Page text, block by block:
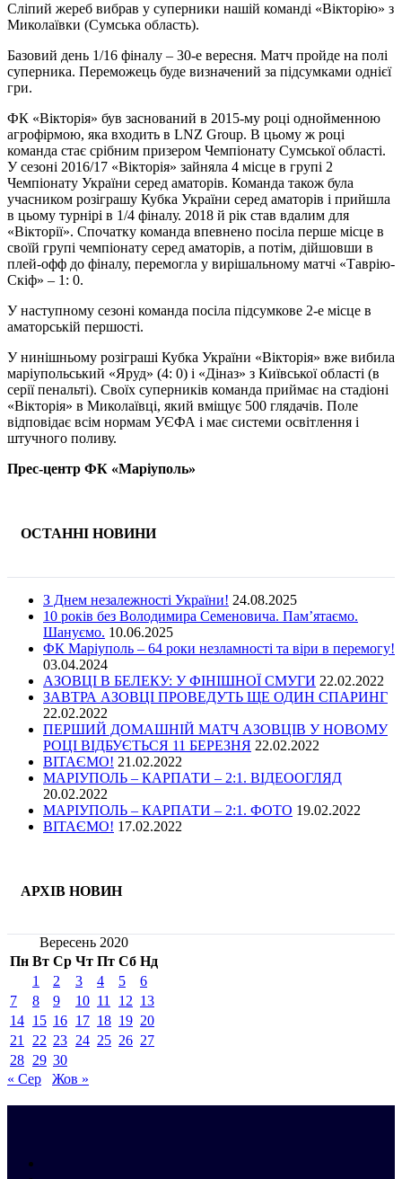
Сліпий жереб вибрав у суперники нашій команді «Вікторію» з
Миколаївки (Сумська область).
Базовий день 1/16 фіналу – 30-е вересня. Матч пройде на полі
суперника. Переможець буде визначений за підсумками однієї
гри.
ФК «Вікторія» був заснований в 2015-му році однойменною
агрофірмою, яка входить в LNZ Group. В цьому ж році
команда стає срібним призером Чемпіонату Сумської області.
У сезоні 2016/17 «Вікторія» зайняла 4 місце в групі 2
Чемпіонату України серед аматорів. Команда також була
учасником розіграшу Кубка України серед аматорів і прийшла
в цьому турнірі в 1/4 фіналу. 2018 й рік став вдалим для
«Вікторії». Спочатку команда впевнено посіла перше місце в
своїй групі чемпіонату серед аматорів, а потім, дійшовши в
плей-офф до фіналу, перемогла у вирішальному матчі «Таврію-
Скіф» – 1: 0.
У наступному сезоні команда посіла підсумкове 2-е місце в
аматорській першості.
У нинішньому розіграші Кубка України «Вікторія» вже вибила
маріупольський «Яруд» (4: 0) і «Діназ» з Київської області (в
серії пенальті). Своїх суперників команда приймає на стадіоні
«Вікторія» в Миколаївці, який вміщує 500 глядачів. Поле
відповідає всім нормам УЄФА і має системи освітлення і
штучного поливу.
Прес-центр ФК «Маріуполь»
ОСТАННІ НОВИНИ
З Днем незалежності України! 24.08.2025
10 років без Володимира Семеновича. Пам’ятаємо.
Шануємо. 10.06.2025
ФК Маріуполь – 64 роки незламності та віри в перемогу!
03.04.2024
АЗОВЦІ В БЕЛЕКУ: У ФІНІШНОЇ СМУГИ 22.02.2022
ЗАВТРА АЗОВЦІ ПРОВЕДУТЬ ЩЕ ОДИН СПАРИНГ
22.02.2022
ПЕРШИЙ ДОМАШНІЙ МАТЧ АЗОВЦІВ У НОВОМУ
РОЦІ ВІДБУЄТЬСЯ 11 БЕРЕЗНЯ 22.02.2022
ВІТАЄМО! 21.02.2022
МАРІУПОЛЬ – КАРПАТИ – 2:1. ВІДЕООГЛЯД
20.02.2022
МАРІУПОЛЬ – КАРПАТИ – 2:1. ФОТО 19.02.2022
ВІТАЄМО! 17.02.2022
АРХІВ НОВИН
Вересень 2020
Пн Вт Ср Чт Пт Сб Нд
1
2 3 4 5
6
7
8 9 10 11 12 13
14 15 16 17 18 19 20
21
22 23 24 25 26 27
28 29 30
« Сер
Жов »